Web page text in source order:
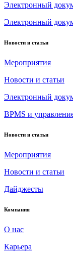
Электронный
Электронный
Новости и статьи
Мероприятия
Новости и статьи
Электронный
BPMS и
Новости и статьи
Мероприятия
Новости и статьи
Дайджесты
Компания
О нас
Карьера